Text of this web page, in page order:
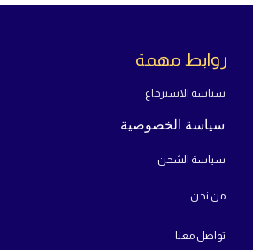
روابط مهمة
سياسة الاسترجاع
سياسة الخصوصية
سياسة الشحن
من نحن
تواص ل معنا